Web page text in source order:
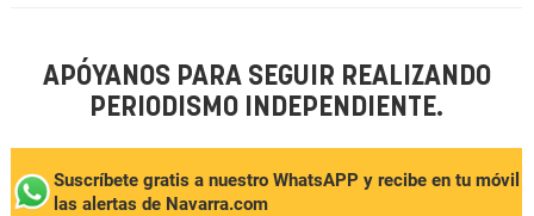
APÓYANOS PARA SEGUIR REALIZANDO
PERIODISMO INDEPENDIENTE.
Suscríbete gratis a nuestro WhatsAPP y recibe en tu móvil
las alertas de Navarra.com